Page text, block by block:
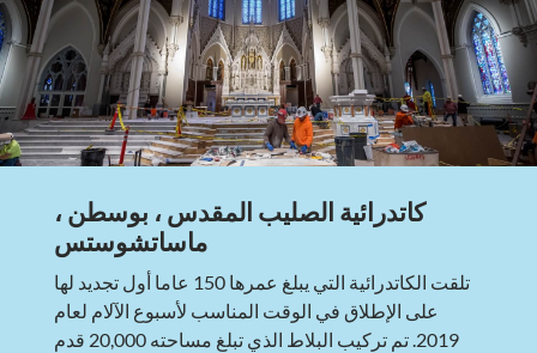
كاتدرائية الصليب المقدس ، بوسطن ،
ماساتشوستس
تلقت الكاتدرائية التي يبلغ عمرها 150 عاما أول تجديد لها
على الإطلاق في الوقت المناسب لأسبوع الآلام لعام
2019. تم تركيب البلاط الذي تبلغ مساحته 20,000 قدم